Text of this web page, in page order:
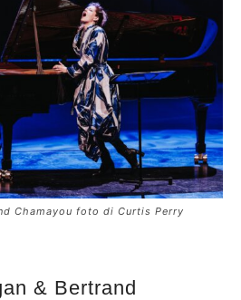
Chamayou foto di Curtis Perry
& Bertrand